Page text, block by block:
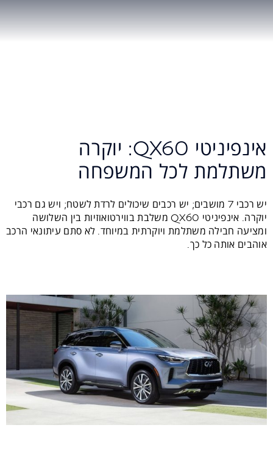
אינפיניטי QX60: יוקרה
משתלמת לכל המשפחה
יש רכבי 7 מושבים; יש רכבים שיכולים לרדת לשטח; ויש גם רכבי
יוקרה. אינפיניטי QX60 משלבת בווירטואוזיות בין השלושה
ומציעה חבילה משתלמת ויוקרתית במיוחד. לא סתם עיתונאי הרכב
אוהבים אותה כל כך.